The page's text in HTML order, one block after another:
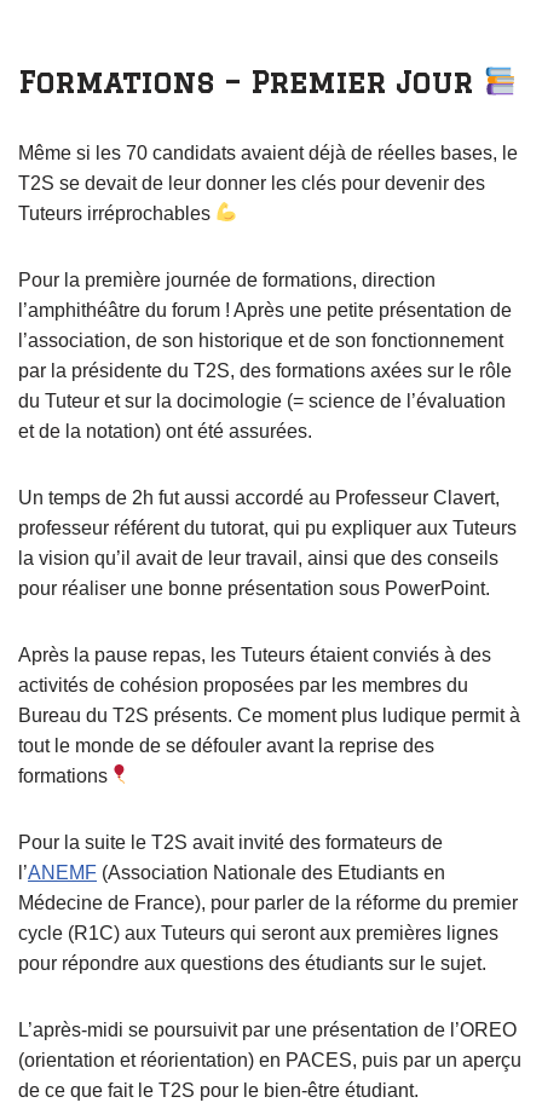
Formations – Premier Jour
Même si les 70 candidats avaient déjà de réelles bases, le
T2S se devait de leur donner les clés pour devenir des
Tuteurs irréprochables
Pour la première journée de formations, direction
l’amphithéâtre du forum ! Après une petite présentation de
l’association, de son historique et de son fonctionnement
par la présidente du T2S, des formations axées sur le rôle
du Tuteur et sur la docimologie (= science de l’évaluation
et de la notation) ont été assurées.
Un temps de 2h fut aussi accordé au Professeur Clavert,
professeur référent du tutorat, qui pu expliquer aux Tuteurs
la vision qu’il avait de leur travail, ainsi que des conseils
pour réaliser une bonne présentation sous PowerPoint.
Après la pause repas, les Tuteurs étaient conviés à des
activités de cohésion proposées par les membres du
Bureau du T2S présents. Ce moment plus ludique permit à
tout le monde de se défouler avant la reprise des
formations
Pour la suite le T2S avait invité des formateurs de
l’ANEMF (Association Nationale des Etudiants en
Médecine de France), pour parler de la réforme du premier
cycle (R1C) aux Tuteurs qui seront aux premières lignes
pour répondre aux questions des étudiants sur le sujet.
L’après-midi se poursuivit par une présentation de l’OREO
(orientation et réorientation) en PACES, puis par un aperçu
de ce que fait le T2S pour le bien-être étudiant.